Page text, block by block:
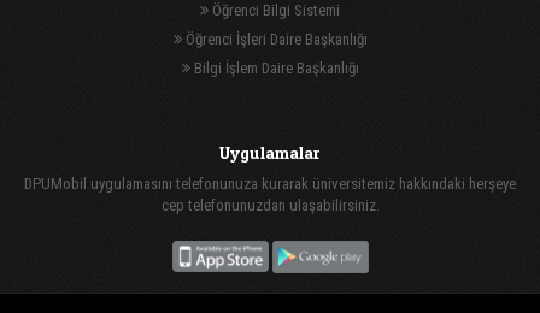
Öğrenci Bilgi Sistemi
Öğrenci İşleri Daire Başkanlığı
Bilgi İşlem Daire Başkanlığı
Uygulamalar
DPUMobil uygulamasını telefonunuza kurarak üniversitemiz hakkındaki herşeye
cep telefonunuzdan ulaşabilirsiniz.